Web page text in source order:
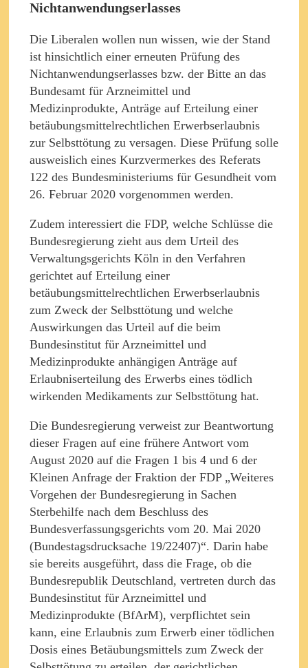
Nichtanwendungserlasses
Die Liberalen wollen nun wissen, wie der Stand
ist hinsichtlich einer erneuten Prüfung des
Nichtanwendungserlasses bzw. der Bitte an das
Bundesamt für Arzneimittel und
Medizinprodukte, Anträge auf Erteilung einer
betäubungsmittelrechtlichen Erwerbserlaubnis
zur Selbsttötung zu versagen. Diese Prüfung solle
ausweislich eines Kurzvermerkes des Referats
122 des Bundesministeriums für Gesundheit vom
26. Februar 2020 vorgenommen werden.
Zudem interessiert die FDP, welche Schlüsse die
Bundesregierung zieht aus dem Urteil des
Verwaltungsgerichts Köln in den Verfahren
gerichtet auf Erteilung einer
betäubungsmittelrechtlichen Erwerbserlaubnis
zum Zweck der Selbsttötung und welche
Auswirkungen das Urteil auf die beim
Bundesinstitut für Arzneimittel und
Medizinprodukte anhängigen Anträge auf
Erlaubniserteilung des Erwerbs eines tödlich
wirkenden Medikaments zur Selbsttötung hat.
Die Bundesregierung verweist zur Beantwortung
dieser Fragen auf eine frühere Antwort vom
August 2020 auf die Fragen 1 bis 4 und 6 der
Kleinen Anfrage der Fraktion der FDP „Weiteres
Vorgehen der Bundesregierung in Sachen
Sterbehilfe nach dem Beschluss des
Bundesverfassungsgerichts vom 20. Mai 2020
(Bundestagsdrucksache 19/22407)“. Darin habe
sie bereits ausgeführt, dass die Frage, ob die
Bundesrepublik Deutschland, vertreten durch das
Bundesinstitut für Arzneimittel und
Medizinprodukte (BfArM), verpflichtet sein
kann, eine Erlaubnis zum Erwerb einer tödlichen
Dosis eines Betäubungsmittels zum Zweck der